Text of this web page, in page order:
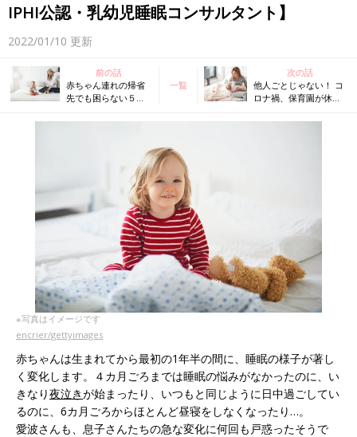
IPHI公認・乳幼児睡眠コンサルタント】
2022/01/10 更新
前の話
赤ちゃん連れの帰省
先でも困らない５つ
【米国IPHI公認・乳
一覧
次の話
他人ごとじゃない！ コ
ロナ禍、保育園が休園
増中【米国IPHI公認・
※写真はイメージです
encrier/gettyimages
赤ちゃんは生まれてから最初の1年半の間に、睡眠の様子が著し
く変化します。４カ月ごろまでは睡眠の悩みがなかったのに、い
きなり夜泣きが始まったり、いつもと同じように日中過ごしてい
るのに、6カ月ごろからほとんど昼寝をしなくなったり…。
愛波さんも、息子さんたちの急な変化に何回も戸惑ったそうで